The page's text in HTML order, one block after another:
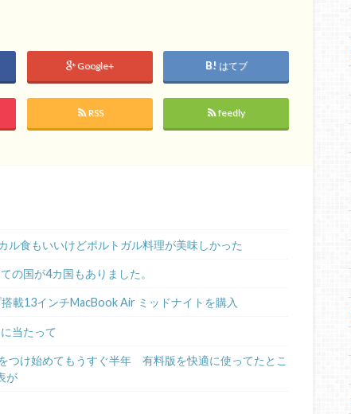
Google+ はてブ
RSS feedly
ル食もいいけどポルトガル料理が美味しかった
の国が4カ国もありました。
載13インチMacBook Air ミッドナイトを購入
当たって
つけ始めてもうすぐ半年 有料版を快適に使ってたとこ
が